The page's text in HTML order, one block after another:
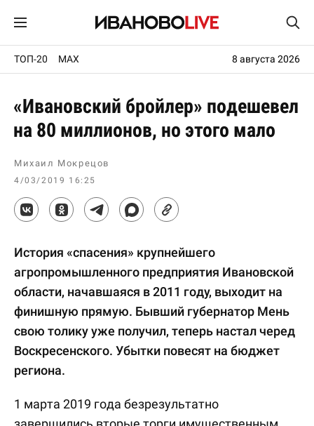
ТОП-20 MAX 8 августа 2026
«Ивановский бройлер» подешевел
на 80 миллионов, но этого мало
Михаил Мокрецов
4/03/2019 16:25
История «спасения» крупнейшего
агропромышленного предприятия Ивановской
области, начавшаяся в 2011 году, выходит на
финишную прямую. Бывший губернатор Мень
свою толику уже получил, теперь настал черед
Воскресенского. Убытки повесят на бюджет
региона.
1 марта 2019 года безрезультатно